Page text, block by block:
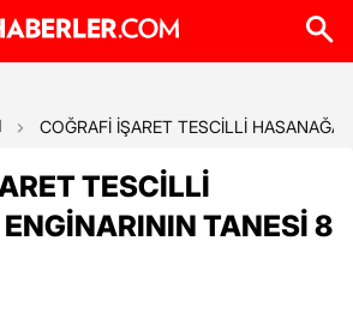
COĞRAFİ İŞARET TESCİLLİ HASANAĞA
TESCİLLİ
TANESİ 8